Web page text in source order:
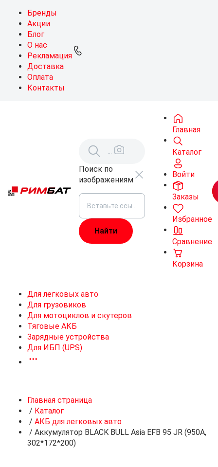
Бренды
Акции
Блог
О нас
Рекламация
Доставка
Оплата
Контакты
Поиск по
изображениям
Главная
Каталог
Войти
Заказы
Избранное
Сравнение
Корзина
Для легковых авто
Для грузовиков
Для мотоциклов и скутеров
Тяговые АКБ
Зарядные устройства
Для ИБП (UPS)
Главная страница
/ Каталог
/ АКБ для легковых авто
/ Аккумулятор BLACK BULL Asia EFB 95 JR (950A,
302*172*200)